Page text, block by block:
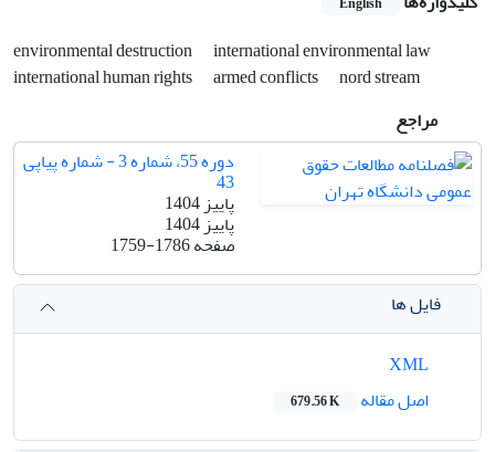
environmental destruction
international environmental law
international human rights
armed conflicts
nord stream
مراجع
دوره 55، شماره 3 - شماره پیاپی
43
پاییز 1404
پاییز 1404
صفحه1759-1786
فایل ها
اصل مقاله
679.56 K